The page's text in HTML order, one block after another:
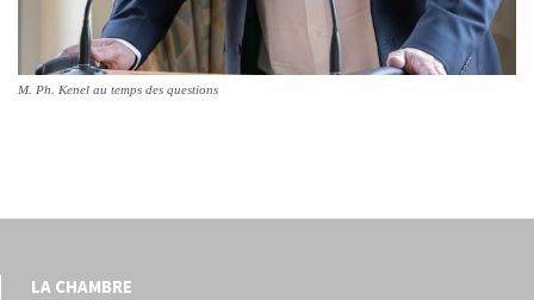
M. Ph. Kenel au temps des questions
LA CHAMBRE